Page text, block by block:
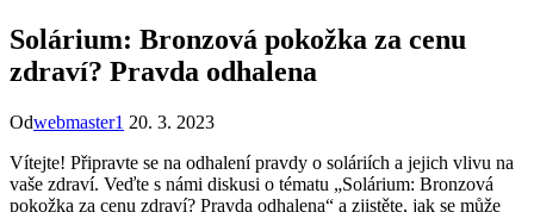
Solárium: Bronzová pokožka za cenu
zdraví? Pravda odhalena
Odwebmaster1 20. 3. 2023
Vítejte! Připravte se na odhalení pravdy‍ o soláriích a jejich vlivu na
vaše zdraví. Veďte s námi diskusi o tématu „Solárium: Bronzová
pokožka ‍za ⁣cenu zdraví? Pravda ‌odhalena“ a zjistěte, jak⁢ se‌ může